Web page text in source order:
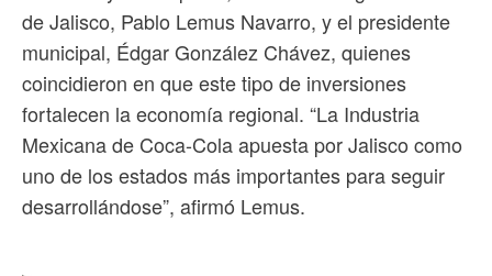
de Jalisco, Pablo Lemus Navarro, y el presidente
municipal, Édgar González Chávez, quienes
coincidieron en que este tipo de inversiones
fortalecen la economía regional. “La Industria
Mexicana de Coca-Cola apuesta por Jalisco como
uno de los estados más importantes para seguir
desarrollándose”, afirmó Lemus.